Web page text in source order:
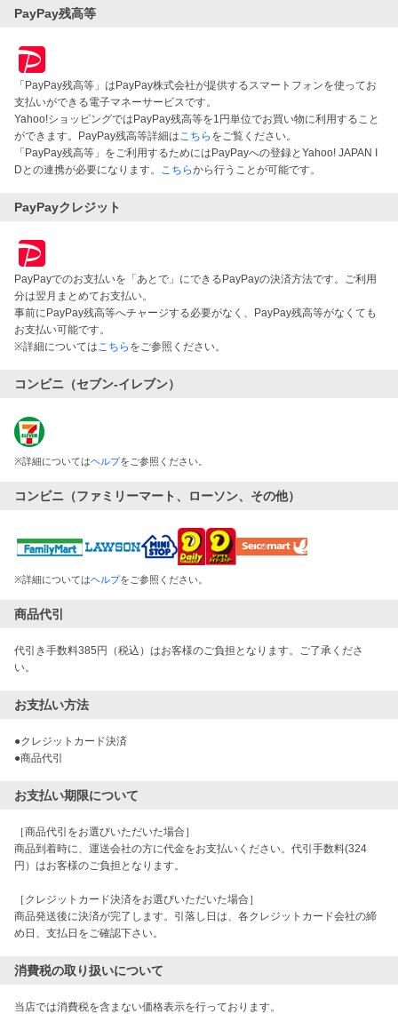
PayPay残高等
「PayPay残高等」はPayPay株式会社が提供するスマートフォンを使ってお
支払いができる電子マネーサービスです。
Yahoo!ショッピングではPayPay残高等を1円単位でお買い物に利用すること
ができます。PayPay残高等詳細はこちら をご覧ください。
「PayPay残高等」をご利用するためにはPayPayへの登録とYahoo! JAPAN I
Dとの連携が必要になります。 こちらから行うことが可能です。
PayPayクレジット
PayPayでのお支払いを「あとで」にできるPayPayの決済方法です。ご利用
分は翌月まとめてお支払い。
事前にPayPay残高等へチャージする必要がなく、PayPay残高等がなくても
お支払い可能です。
※詳細についてはこちら をご参照ください。
コンビニ（セブン-イレブン）
※詳細についてはヘルプをご参照ください。
コンビニ（ファミリーマート、ローソン、その他）
※詳細についてはヘルプをご参照ください。
商品代引
代引き手数料385円（税込）はお客様のご負担となります。ご了承くださ
い。
お支払い方法
●クレジットカード決済
●商品代引
お支払い期限について
［商品代引をお選びいただいた場合］
商品到着時に、運送会社の方に代金をお支払いください。代引手数料(324
円）はお客様のご負担となります。
［クレジットカード決済をお選びいただいた場合］
商品発送後に決済が完了します。引落し日は、各クレジットカード会社の締
め日、支払日をご確認下さい。
消費税の取り扱いについて
当店では消費税を含まない価格表示を行っております。